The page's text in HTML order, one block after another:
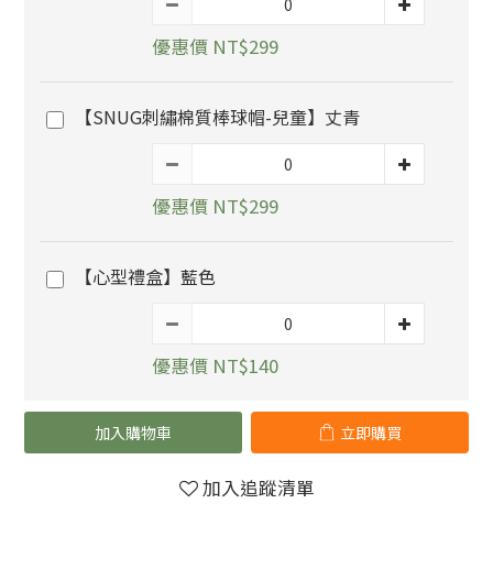
優惠價 NT$299
【SNUG刺繡棉質棒球帽-兒童】丈青
優惠價 NT$299
【心型禮盒】藍色
優惠價 NT$140
加入購物車 立即購買
加入追蹤清單